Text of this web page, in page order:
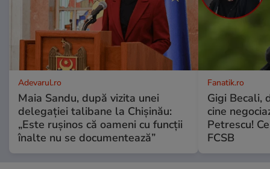
Adevarul.ro
Maia Sandu, după vizita unei
delegației talibane la Chișinău:
„Este rușinos că oameni cu funcții
înalte nu se documentează”
Fanatik.ro
Gigi Becali,
cine
Petrescu!
FCSB